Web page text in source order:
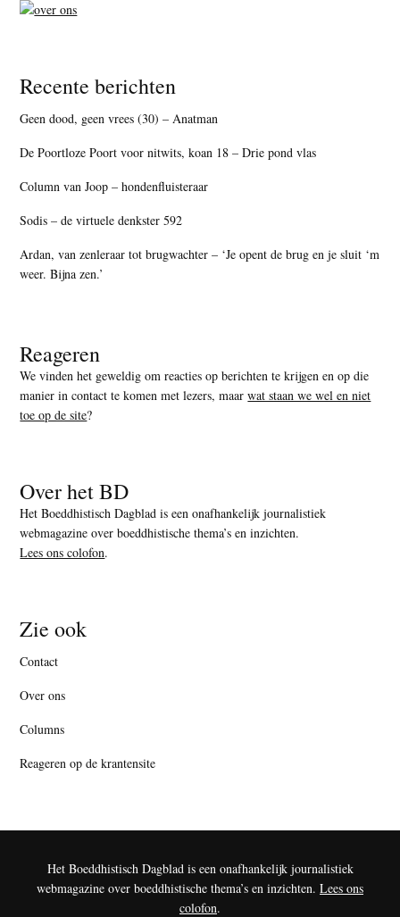
Recente berichten
Geen dood, geen vrees (30) – Anatman
De Poortloze Poort voor nitwits, koan 18 – Drie pond vlas
Column van Joop – hondenfluisteraar
Sodis – de virtuele denkster 592
Ardan, van zenleraar tot brugwachter – ‘Je opent de brug en je sluit ‘m
weer. Bijna zen.’
Reageren
We vinden het geweldig om reacties op berichten te krijgen en op die
manier in contact te komen met lezers, maarwat staan we wel en niet
toe op de site?
Over het BD
Het Boeddhistisch Dagblad is een onafhankelijk journalistiek
webmagazine over boeddhistische thema’s en inzichten.
Lees ons colofon.
Zie ook
Contact
Over ons
Columns
Reageren op de krantensite
Het Boeddhistisch Dagblad is een onafhankelijk journalistiek
webmagazine over boeddhistische thema’s en inzichten. Lees ons
colofon.